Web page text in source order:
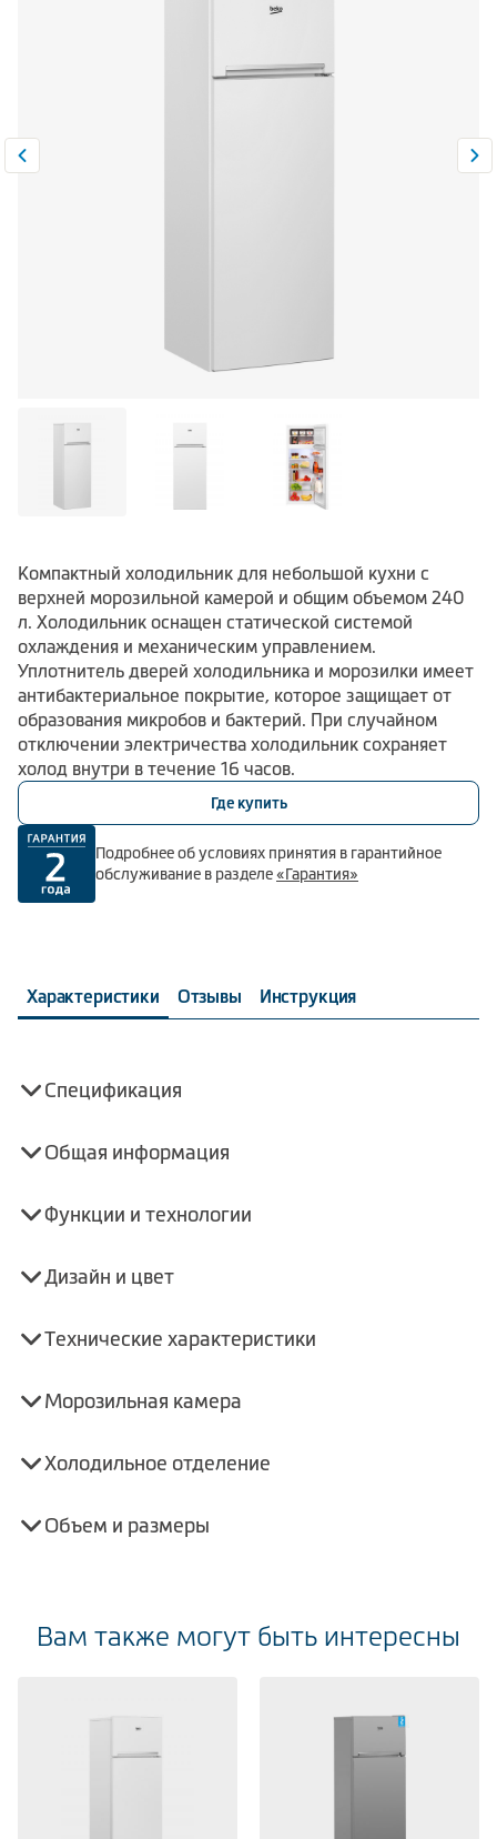
Компактный холодильник для небольшой кухни с
верхней морозильной камерой и общим объемом 240
л. Холодильник оснащен статической системой
охлаждения и механическим управлением.
Уплотнитель дверей холодильника и морозилки имеет
антибактериальное покрытие, которое защищает от
образования микробов и бактерий. При случайном
отключении электричества холодильник сохраняет
холод внутри в течение 16 часов.
Где купить
Подробнее об условиях принятия в гарантийное
обслуживание в разделе«Гарантия»
Характеристики Отзывы Инструкция
Спецификация
Общая информация
Функции и технологии
Дизайн и цвет
Технические характеристики
Морозильная камера
Холодильное отделение
Объем и размеры
Вам также могут быть интересны